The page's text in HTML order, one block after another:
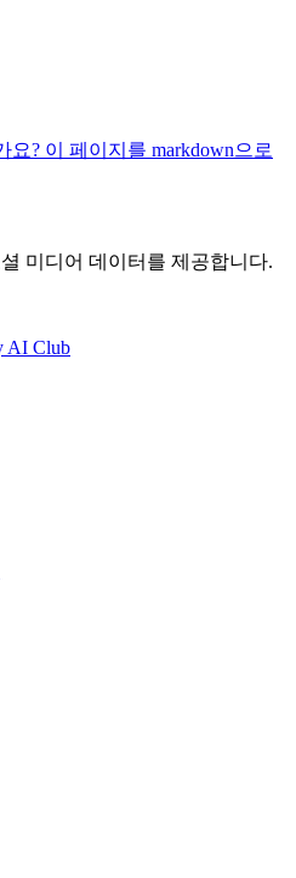
? 이 페이지를 markdown으로
미디어 데이터를 제공합니다.
AI Club